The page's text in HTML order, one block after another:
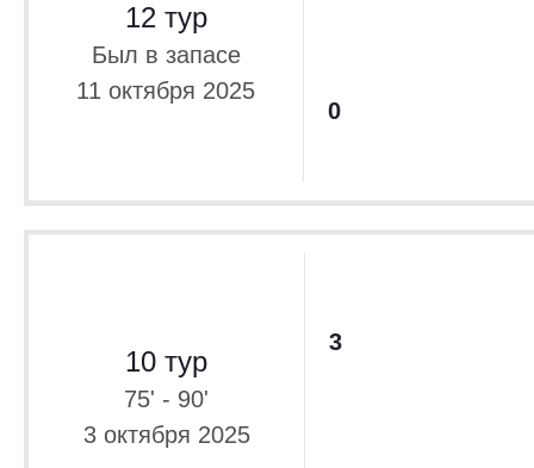
12 тур
Был в запасе
11 октября 2025
0
10 тур
75' - 90'
3 октября 2025
3